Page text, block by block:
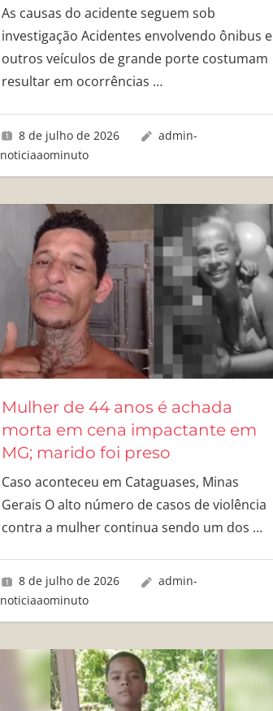
As causas do acidente seguem sob
investigação Acidentes envolvendo ônibus e
outros veículos de grande porte costumam
resultar em ocorrências …
8 de julho de 2026
admin-
noticiaaominuto
Mulher de 44 anos é achada
morta em cena impactante em
MG; marido foi preso
Caso aconteceu em Cataguases, Minas
Gerais O alto número de casos de violência
contra a mulher continua sendo um dos …
8 de julho de 2026
admin-
noticiaaominuto